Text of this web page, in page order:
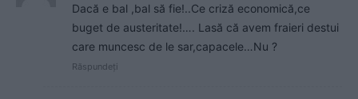
Dacă e bal ,bal să fie!..Ce criză economică,ce
buget de austeritate!…. Lasă că avem fraieri destui
care muncesc de le sar,capacele…Nu ?
Răspundeți